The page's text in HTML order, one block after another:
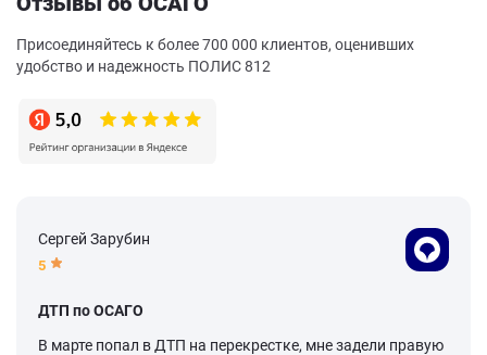
Присоединяйтесь к более 700 000 клиентов, оценивших
удобство и надежность ПОЛИС 812
Сергей Зарубин
5
ДТП по ОСАГО
В марте попал в ДТП на перекрестке, мне задели правую